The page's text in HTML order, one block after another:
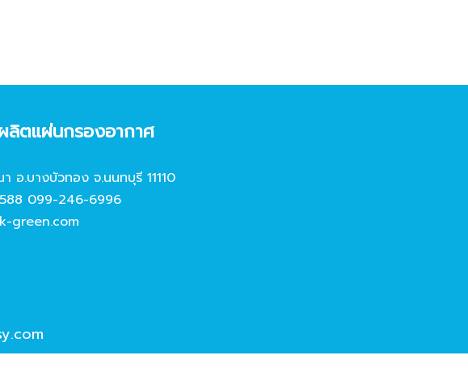
ลิตแผ่นกรองอากาศ
.บางบัวทอง จ.นนทบุรี 11110
099-246-6996
green.com